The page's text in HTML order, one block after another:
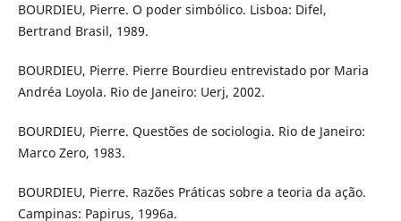
BOURDIEU, Pierre. O poder simbólico. Lisboa: Difel,
Bertrand Brasil, 1989.
BOURDIEU, Pierre. Pierre Bourdieu entrevistado por Maria
Andréa Loyola. Rio de Janeiro: Uerj, 2002.
BOURDIEU, Pierre. Questões de sociologia. Rio de Janeiro:
Marco Zero, 1983.
BOURDIEU, Pierre. Razões Práticas sobre a teoria da ação.
Campinas: Papirus, 1996a.